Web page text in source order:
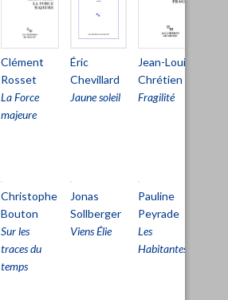
Clément
Rosset
La Force
majeure
Éric
Chevillard
Jaune soleil
Jean-Louis
Chrétien
Fragilité
Christophe
Bouton
Sur les
traces du
temps
Jonas
Sollberger
Viens Élie
Pauline
Peyrade
Les
Habitantes